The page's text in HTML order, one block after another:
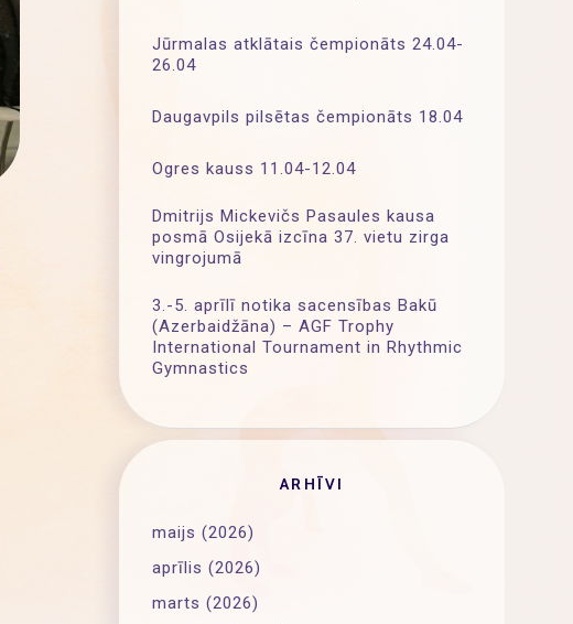
Jūrmalas atklātais čempionāts 24.04-
26.04
Daugavpils pilsētas čempionāts 18.04
Ogres kauss 11.04-12.04
Dmitrijs Mickevičs Pasaules kausa
posmā Osijekā izcīna 37. vietu zirga
vingrojumā
3.-5. aprīlī notika sacensības Bakū
(Azerbaidžāna) – AGF Trophy
International Tournament in Rhythmic
Gymnastics
ARHĪVI
maijs (2026)
aprīlis (2026)
marts (2026)